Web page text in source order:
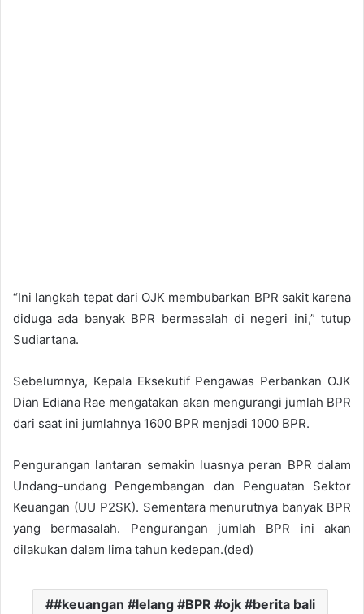
“Ini langkah tepat dari OJK membubarkan BPR sakit karena
diduga ada banyak BPR bermasalah di negeri ini,” tutup
Sudiartana.
Sebelumnya, Kepala Eksekutif Pengawas Perbankan OJK
Dian Ediana Rae mengatakan akan mengurangi jumlah BPR
dari saat ini jumlahnya 1600 BPR menjadi 1000 BPR.
Pengurangan lantaran semakin luasnya peran BPR dalam
Undang-undang Pengembangan dan Penguatan Sektor
Keuangan (UU P2SK). Sementara menurutnya banyak BPR
yang bermasalah. Pengurangan jumlah BPR ini akan
dilakukan dalam lima tahun kedepan.(ded)
#keuangan #lelang #BPR #ojk #berita bali